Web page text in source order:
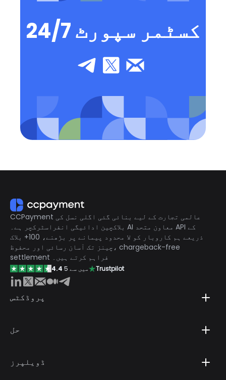
24/7 کسٹمر سپورٹ
CCPayment عالمی تجارت کے لیے بنائی گئی اگلی نسل کی
بلاکچین ادائیگی انفراسٹرکچر ہے۔ AI معاون متحد API کے
ذریعے ہم کاروبار کو لا محدود پیمانے پر بڑھنے، 100+ بلاک
چینز تک آسان رسائی اور محفوظ، chargeback-free
settlement فراہم کرتے ہیں۔
4.4 5 میں سے Trustpilot
پروڈکٹس
حل
ڈویلپرز